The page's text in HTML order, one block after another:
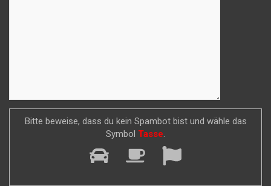
Bitte beweise, dass du kein Spambot bist und wähle das
Symbol Tasse.